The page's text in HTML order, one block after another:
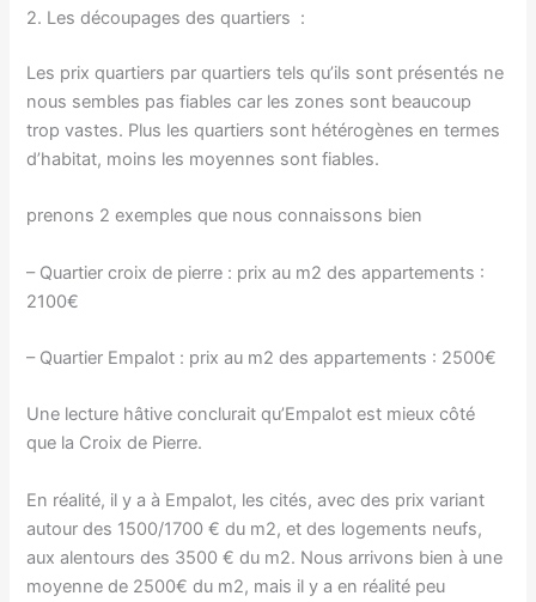
2. Les découpages des quartiers :
Les prix quartiers par quartiers tels qu’ils sont présentés ne
nous sembles pas fiables car les zones sont beaucoup
trop vastes. Plus les quartiers sont hétérogènes en termes
d’habitat, moins les moyennes sont fiables.
prenons 2 exemples que nous connaissons bien
– Quartier croix de pierre : prix au m2 des appartements :
2100€
– Quartier Empalot : prix au m2 des appartements : 2500€
Une lecture hâtive conclurait qu’Empalot est mieux côté
que la Croix de Pierre.
En réalité, il y a à Empalot, les cités, avec des prix variant
autour des 1500/1700 € du m2, et des logements neufs,
aux alentours des 3500 € du m2. Nous arrivons bien à une
moyenne de 2500€ du m2, mais il y a en réalité peu